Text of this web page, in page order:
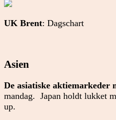
UK Brent: Dagschart
Asien
De asiatiske aktiemarkeder
mandag. Japan holdt lukket
up.